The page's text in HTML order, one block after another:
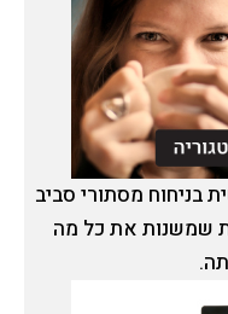
מסתורי סביב
שמשנות את כל מה